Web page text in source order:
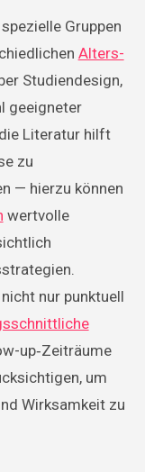
Gruppen
Alters-
Studiendesign,
geeigneter
Literatur hilft
zu
— hierzu können
wertvolle
nur punktuell
up‑Zeiträume
um
Wirksamkeit zu